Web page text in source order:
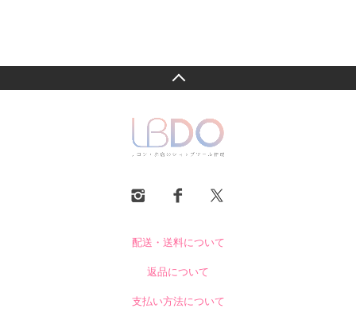
配送・送料について
返品について
支払い方法について